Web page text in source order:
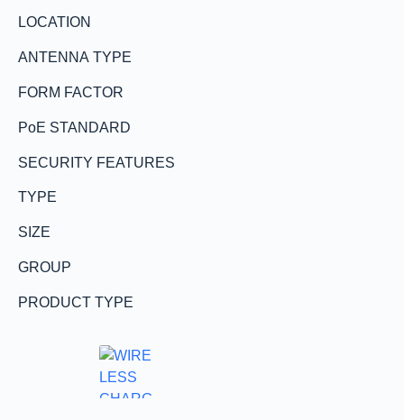
LOCATION
ANTENNA TYPE
FORM FACTOR
PoE STANDARD
SECURITY FEATURES
TYPE
SIZE
GROUP
PRODUCT TYPE